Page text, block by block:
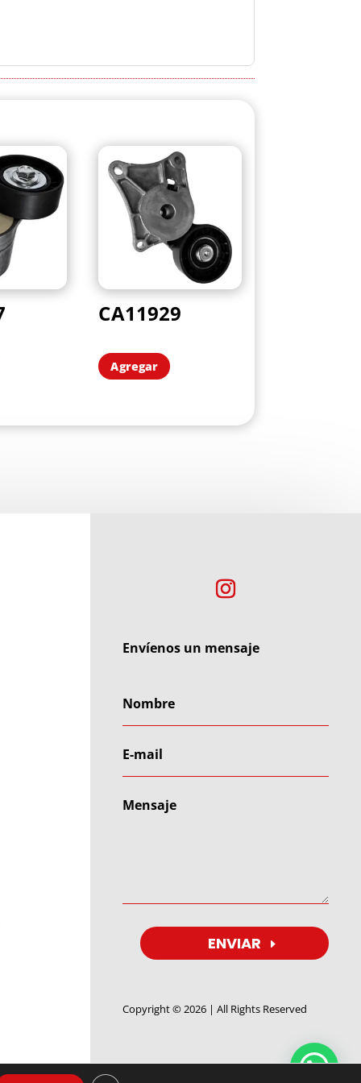
CA11929
Agregar
Envíenos un mensaje
ENVIAR
Copyright © 2026 | All Rights Reserved